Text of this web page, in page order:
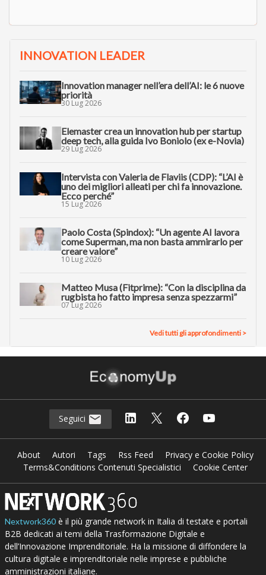
INNOVATION LEADER
Innovation manager nell’era dell’AI: le 6 nuove
priorità
30 Lug 2026
Elemaster crea un innovation hub per startup
deep tech, alla guida Ivo Boniolo (ex e-Novia)
29 Lug 2026
Intervista con Valeria de Flaviis (CDP): “L’AI è
uno dei migliori alleati per chi fa innovazione.
Ecco perché”
15 Lug 2026
Paolo Costa (Spindox): “Un agente AI lavora
come Superman, ma non basta ammirarlo per
creare valore”
10 Lug 2026
Matteo Musa (Fitprime): “Con la disciplina da
rugbista ho fatto impresa senza spezzarmi”
07 Lug 2026
Vedi tutti gli approfondimenti >
Seguici
About Autori Tags Rss Feed
Privacy e Cookie Policy
Terms&Conditions Contenuti Specialistici
Cookie Center
Nextwork360è il più grande network in Italia di testate e portali
B2B dedicati ai temi della Trasformazione Digitale e
dell’Innovazione Imprenditoriale. Ha la missione di diffondere la
cultura digitale e imprenditoriale nelle imprese e pubbliche
amministrazioni italiane.